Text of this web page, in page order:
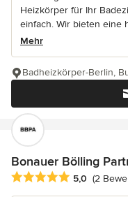
Heizkörper für Ihr
einfach. Wir bieten eine
Mehr
Badheizkörper-Berlin,
Bonauer Bölling
Durchschnittliche
5,0 (2